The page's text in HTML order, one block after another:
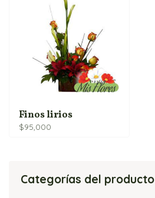
Finos lirios
$95,000
Categorías del producto